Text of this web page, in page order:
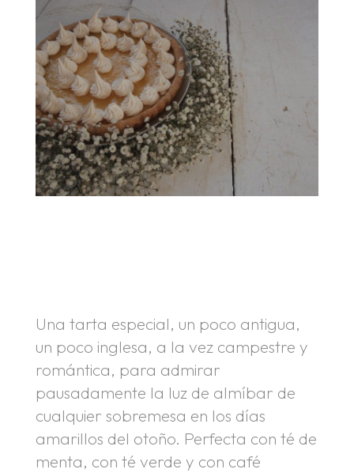
Una tarta especial, un poco antigua,
un poco inglesa, a la vez campestre y
romántica, para admirar
pausadamente la luz de almíbar de
cualquier sobremesa en los días
amarillos del otoño. Perfecta con té de
menta, con té verde y con café